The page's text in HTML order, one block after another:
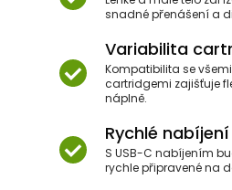
snadné přenášení a
Variabilita
Kompatibilita se všemi
cartridgemi zajišťuje
náplně.
Rychlé nabíjení
S USB-C nabíjením
rychle připravené na